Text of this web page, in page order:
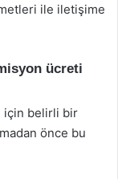
ile iletişime
ücreti
için belirli bir
önce bu